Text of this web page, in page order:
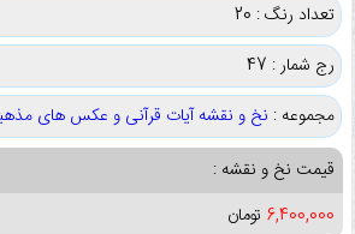
تعداد رنگ : 20
رج شمار : 47
مجموعه : نخ و نقشه آیات قرآنی و عکس های
قیمت نخ و نقشه :
6,400,000 تومان